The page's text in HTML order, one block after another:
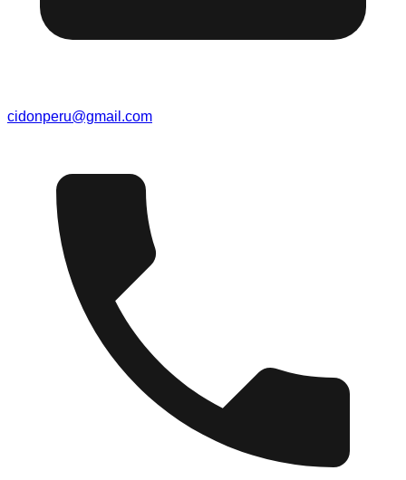
cidonperu@gmail.com